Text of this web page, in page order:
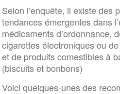
Selon l’enquête, il existe des
tendances émergentes dans
médicaments d’ordonnance,
cigarettes électroniques ou
et de produits comestibles à
(biscuits et bonbons)
Voici quelques-unes des